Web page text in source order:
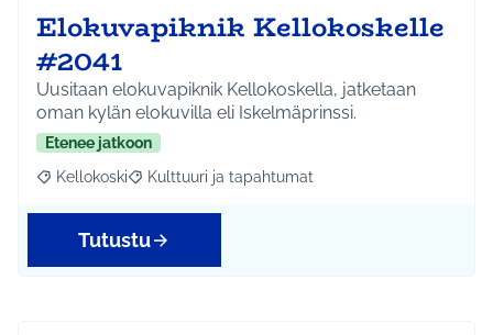
Elokuvapiknik Kellokoskelle
#2041
Uusitaan elokuvapiknik Kellokoskella, jatketaan
oman kylän elokuvilla eli Iskelmäprinssi.
Etenee jatkoon
Rajaa tulokset aihepiirin mukaan: Kellokoski
Kellokoski Rajaa tulokset teeman mukaan: Kulttuuri ja
Kulttuuri ja tapahtumat
Tutustu